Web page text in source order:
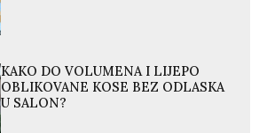
KAKO DO VOLUMENA I LIJEPO
OBLIKOVANE KOSE BEZ ODLASKA
U SALON?